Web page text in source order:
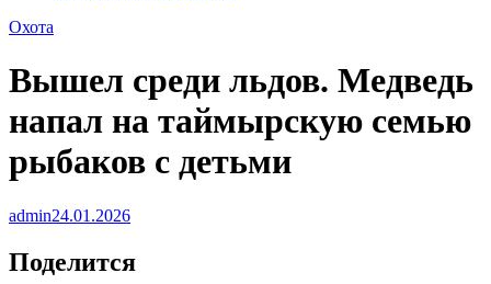
Охота
Вышел среди льдов. Медведь
напал на таймырскую семью
рыбаков с детьми
admin24.01.2026
Поделится